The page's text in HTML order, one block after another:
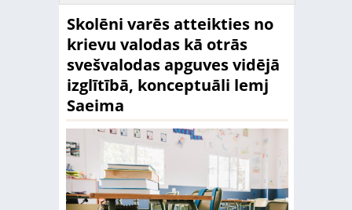
Skolēni varēs atteikties no
krievu valodas kā otrās
svešvalodas apguves vidējā
izglītībā, konceptuāli lemj
Saeima